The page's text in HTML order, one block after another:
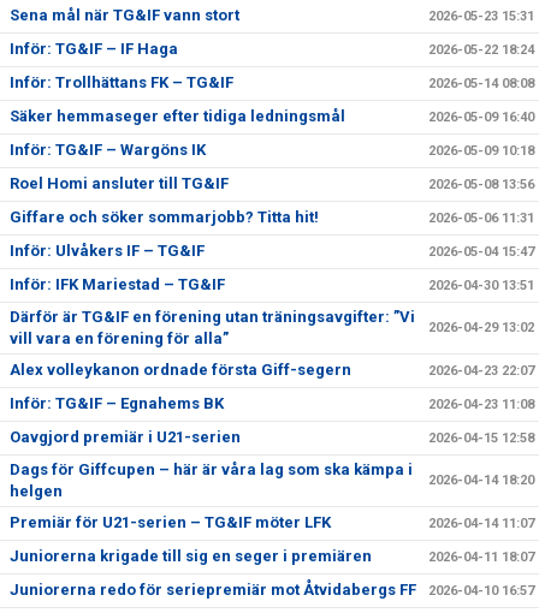
Sena mål när TG&IF vann stort 2026-05-23 15:31
Inför: TG&IF – IF Haga 2026-05-22 18:24
Inför: Trollhättans FK – TG&IF 2026-05-14 08:08
Säker hemmaseger efter tidiga ledningsmål 2026-05-09 16:40
Inför: TG&IF – Wargöns IK 2026-05-09 10:18
Roel Homi ansluter till TG&IF 2026-05-08 13:56
Giffare och söker sommarjobb? Titta hit! 2026-05-06 11:31
Inför: Ulvåkers IF – TG&IF 2026-05-04 15:47
Inför: IFK Mariestad – TG&IF 2026-04-30 13:51
Därför är TG&IF en förening utan träningsavgifter: ”Vi
vill vara en förening för alla”
2026-04-29 13:02
Alex volleykanon ordnade första Giff-segern 2026-04-23 22:07
Inför: TG&IF – Egnahems BK 2026-04-23 11:08
Oavgjord premiär i U21-serien 2026-04-15 12:58
Dags för Giffcupen – här är våra lag som ska kämpa i
helgen
2026-04-14 18:20
Premiär för U21-serien – TG&IF möter LFK 2026-04-14 11:07
Juniorerna krigade till sig en seger i premiären 2026-04-11 18:07
Juniorerna redo för seriepremiär mot Åtvidabergs FF 2026-04-10 16:57